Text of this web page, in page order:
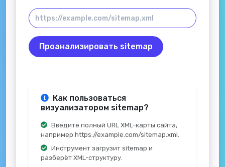
Проанализировать sitemap
Как пользоваться
визуализатором sitemap?
Введите полный URL XML-карты сайта,
например https://example.com/sitemap.xml.
Инструмент загрузит sitemap и
разберёт XML-структуру.